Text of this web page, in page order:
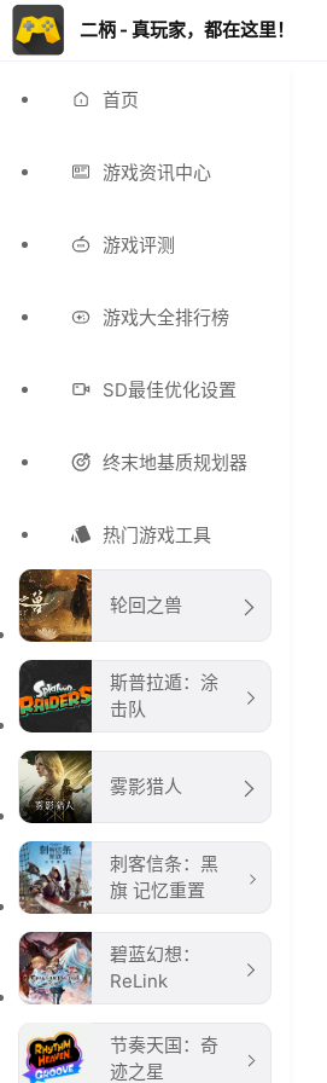
二柄 - 真玩家，都在这里！
首页
游戏资讯中心
游戏评测
游戏大全排行榜
SD最佳优化设置
终末地基质规划器
热门游戏工具
轮回之兽
斯普拉遁：涂
击队
雾影猎人
刺客信条：黑
旗 记忆重置
碧蓝幻想：
ReLink
节奏天国：奇
迹之星